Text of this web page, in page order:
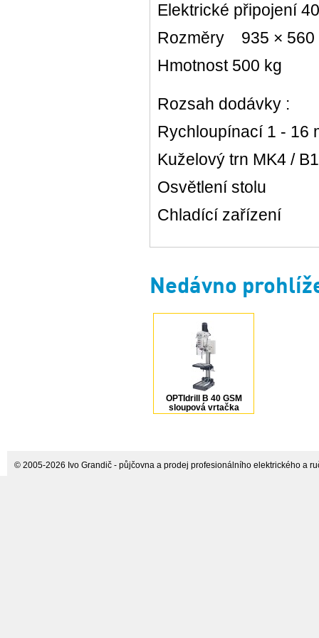
Elektrické připojení
Rozměry 935 × 560
Hmotnost 500 kg
Rozsah dodávky :
Rychloupínací 1 - 16
Kuželový trn MK4 /
Osvětlení stolu
Chladící zařízení
Nedávno
OPTIdrill B 40 GSM
sloupová vrtačka
Optimum
© 2005-2026 Ivo Grandič - půjčovna a prodej profesionálního elektrického a